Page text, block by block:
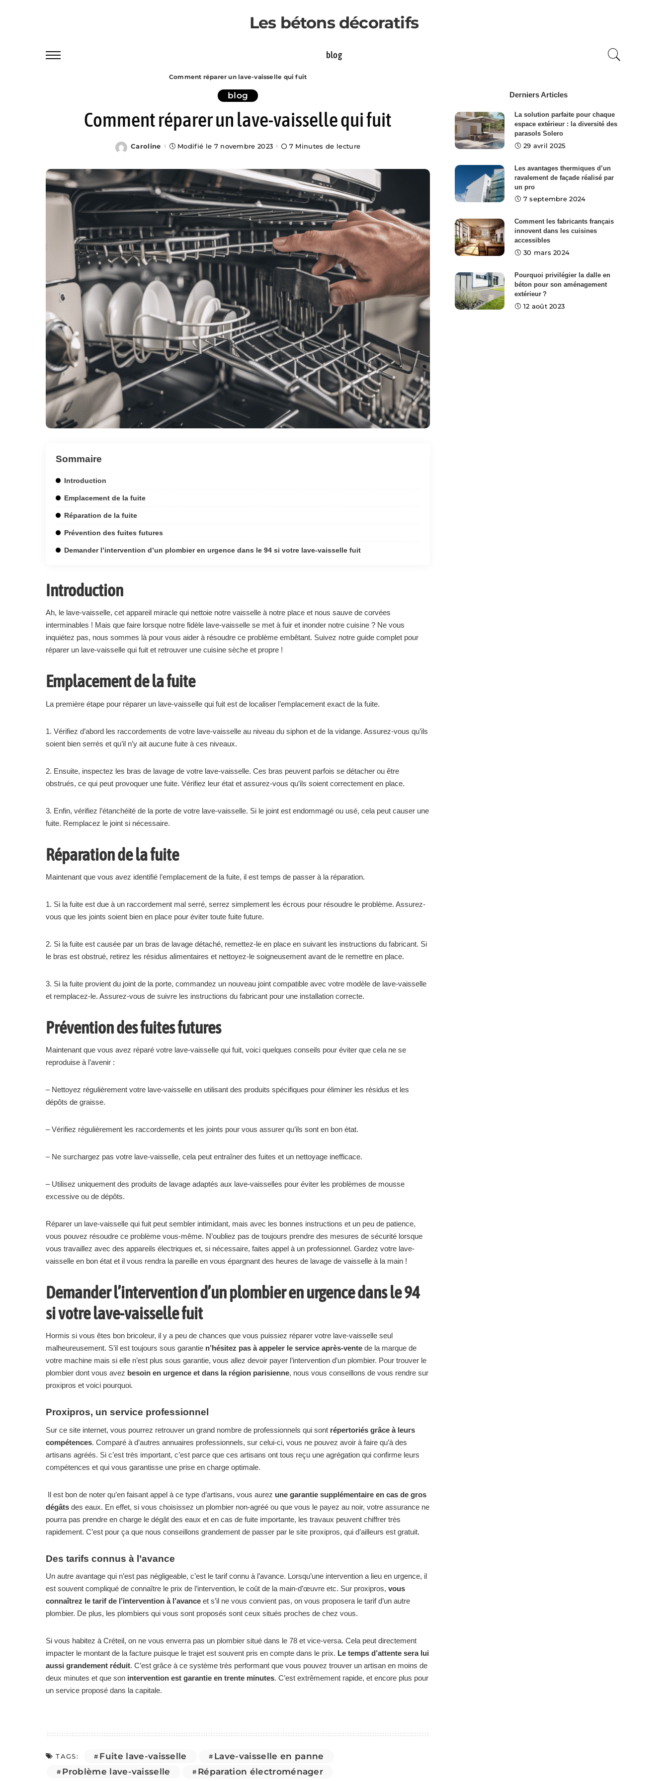
Les bétons décoratifs
blog
Comment réparer un lave-vaisselle qui fuit
blog
Comment réparer un lave-vaisselle qui fuit
Posted
Caroline Modifié le 7 novembre 2023 7 Minutes de lecture
Sommaire
Introduction
Emplacement de la fuite
Réparation de la fuite
Prévention des fuites futures
Demander l’intervention d’un plombier en urgence dans le 94 si votre lave-vaisselle fuit
Introduction
Ah, le lave-vaisselle, cet appareil miracle qui nettoie notre vaisselle à notre place et nous sauve de corvées
interminables ! Mais que faire lorsque notre fidèle lave-vaisselle se met à fuir et inonder notre cuisine ? Ne vous
inquiétez pas, nous sommes là pour vous aider à résoudre ce problème embêtant. Suivez notre guide complet pour
réparer un lave-vaisselle qui fuit et retrouver une cuisine sèche et propre !
Emplacement de la fuite
La première étape pour réparer un lave-vaisselle qui fuit est de localiser l’emplacement exact de la fuite.
1. Vérifiez d’abord les raccordements de votre lave-vaisselle au niveau du siphon et de la vidange. Assurez-vous qu’ils
soient bien serrés et qu’il n’y ait aucune fuite à ces niveaux.
2. Ensuite, inspectez les bras de lavage de votre lave-vaisselle. Ces bras peuvent parfois se détacher ou être
obstrués, ce qui peut provoquer une fuite. Vérifiez leur état et assurez-vous qu’ils soient correctement en place.
3. Enfin, vérifiez l’étanchéité de la porte de votre lave-vaisselle. Si le joint est endommagé ou usé, cela peut causer une
fuite. Remplacez le joint si nécessaire.
Réparation de la fuite
Maintenant que vous avez identifié l’emplacement de la fuite, il est temps de passer à la réparation.
1. Si la fuite est due à un raccordement mal serré, serrez simplement les écrous pour résoudre le problème. Assurez-
vous que les joints soient bien en place pour éviter toute fuite future.
2. Si la fuite est causée par un bras de lavage détaché, remettez-le en place en suivant les instructions du fabricant. Si
le bras est obstrué, retirez les résidus alimentaires et nettoyez-le soigneusement avant de le remettre en place.
3. Si la fuite provient du joint de la porte, commandez un nouveau joint compatible avec votre modèle de lave-vaisselle
et remplacez-le. Assurez-vous de suivre les instructions du fabricant pour une installation correcte.
Prévention des fuites futures
Maintenant que vous avez réparé votre lave-vaisselle qui fuit, voici quelques conseils pour éviter que cela ne se
reproduise à l’avenir :
– Nettoyez régulièrement votre lave-vaisselle en utilisant des produits spécifiques pour éliminer les résidus et les
dépôts de graisse.
– Vérifiez régulièrement les raccordements et les joints pour vous assurer qu’ils sont en bon état.
– Ne surchargez pas votre lave-vaisselle, cela peut entraîner des fuites et un nettoyage inefficace.
– Utilisez uniquement des produits de lavage adaptés aux lave-vaisselles pour éviter les problèmes de mousse
excessive ou de dépôts.
Réparer un lave-vaisselle qui fuit peut sembler intimidant, mais avec les bonnes instructions et un peu de patience,
vous pouvez résoudre ce problème vous-même. N’oubliez pas de toujours prendre des mesures de sécurité lorsque
vous travaillez avec des appareils électriques et, si nécessaire, faites appel à un professionnel. Gardez votre lave-
vaisselle en bon état et il vous rendra la pareille en vous épargnant des heures de lavage de vaisselle à la main !
Demander l’intervention d’un plombier en urgence dans le 94
si votre lave-vaisselle fuit
Hormis si vous êtes bon bricoleur, il y a peu de chances que vous puissiez réparer votre lave-vaisselle seul
malheureusement. S’il est toujours sous garantie n’hésitez pas à appeler le service après-vente de la marque de
votre machine mais si elle n’est plus sous garantie, vous allez devoir payer l’intervention d’un plombier. Pour trouver le
plombier dont vous avez besoin en urgence et dans la région parisienne, nous vous conseillons de vous rendre sur
proxipros et voici pourquoi.
Proxipros, un service professionnel
Sur ce site internet, vous pourrez retrouver un grand nombre de professionnels qui sont répertoriés grâce à leurs
compétences. Comparé à d’autres annuaires professionnels, sur celui-ci, vous ne pouvez avoir à faire qu’à des
artisans agréés. Si c’est très important, c’est parce que ces artisans ont tous reçu une agrégation qui confirme leurs
compétences et qui vous garantisse une prise en charge optimale.
Il est bon de noter qu’en faisant appel à ce type d’artisans, vous aurez une garantie supplémentaire en cas de gros
dégâts des eaux. En effet, si vous choisissez un plombier non-agréé ou que vous le payez au noir, votre assurance ne
pourra pas prendre en charge le dégât des eaux et en cas de fuite importante, les travaux peuvent chiffrer très
rapidement. C’est pour ça que nous conseillons grandement de passer par le site proxipros, qui d’ailleurs est gratuit.
Des tarifs connus à l’avance
Un autre avantage qui n’est pas négligeable, c’est le tarif connu à l’avance. Lorsqu’une intervention a lieu en urgence, il
est souvent compliqué de connaître le prix de l’intervention, le coût de la main-d’œuvre etc. Sur proxipros, vous
connaîtrez le tarif de l’intervention à l’avance et s’il ne vous convient pas, on vous proposera le tarif d’un autre
plombier. De plus, les plombiers qui vous sont proposés sont ceux situés proches de chez vous.
Si vous habitez à Créteil, on ne vous enverra pas un plombier situé dans le 78 et vice-versa. Cela peut directement
impacter le montant de la facture puisque le trajet est souvent pris en compte dans le prix. Le temps d’attente sera lui
aussi grandement réduit. C’est grâce à ce système très performant que vous pouvez trouver un artisan en moins de
deux minutes et que son intervention est garantie en trente minutes. C’est extrêmement rapide, et encore plus pour
un service proposé dans la capitale.
TAGS: Fuite lave-vaisselle
Lave-vaisselle en panne
Problème lave-vaisselle
Réparation électroménager
Derniers Articles
La solution parfaite pour chaque
espace extérieur : la diversité des
parasols Solero
29 avril 2025
Les avantages thermiques d’un
ravalement de façade réalisé par
un pro
7 septembre 2024
Comment les fabricants français
innovent dans les cuisines
accessibles
30 mars 2024
Pourquoi privilégier la dalle en
béton pour son aménagement
extérieur ?
12 août 2023